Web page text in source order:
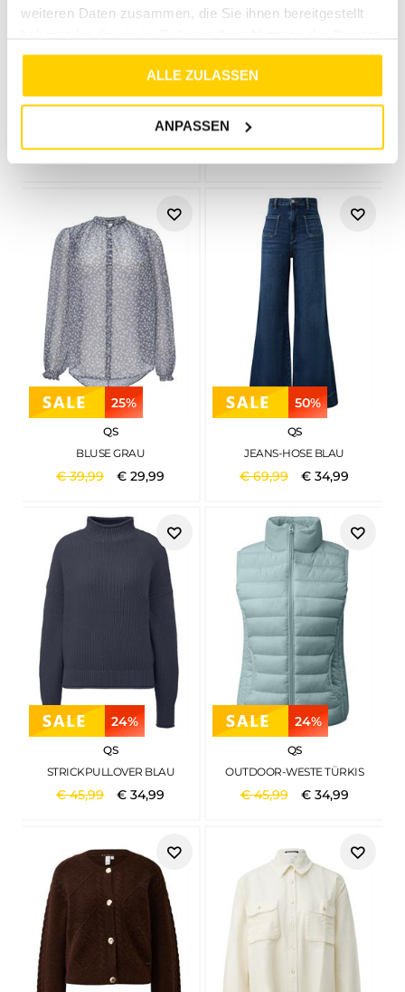
weiteren Daten zusammen, die Sie ihnen bereitgestellt
gesammelt haben.
ALLE ZULASSEN
ANPASSEN
STRICKPULLOVER PINK
SWEATSHIRT PINK
25%
QS
BLUSE GRAU
€39,99 €29,99
50%
QS
JEANS-HOSE BLAU
€69,99 €34,99
24%
QS
STRICKPULLOVER BLAU
€45,99 €34,99
24%
QS
OUTDOOR-WESTE TÜRKIS
€45,99 € 34,99